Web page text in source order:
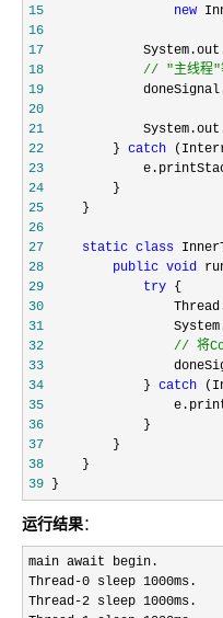
15
new
16
17
18
// "主线程"
19
20
21
22
         }
catch
23
24
25
26
27
static class
28
public void
29
try
30
31
32
// 将
33
34
             }
catch
35
36
37
38
39 }
运行结果：
main await begin.
Thread-0 sleep 1000ms.
Thread-2 sleep 1000ms.